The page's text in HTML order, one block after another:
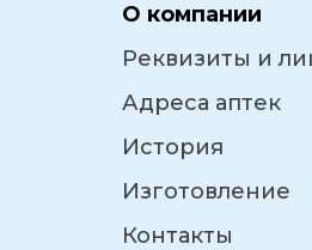
О компании
Реквизиты и
Адреса аптек
История
Изготовление
Контакты